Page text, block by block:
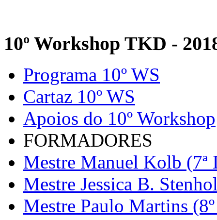
10º Workshop TKD -
Programa 10º WS
Cartaz 10º WS
Apoios do 10º Workshop
FORMADORES
Mestre Manuel Kolb (7ª
Mestre Jessica B.
Mestre Paulo Martins